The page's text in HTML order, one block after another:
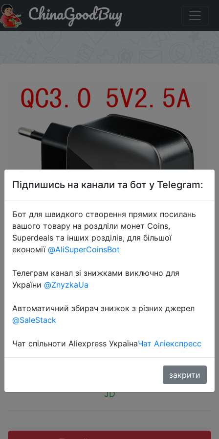
Акція на Mzxtby Quick Charge 5V3A Быстрое зарядное
универсальное устройство USB QC3.0
ChinaGoodBuy
2018-10-10
Mzxtby Quick Charge 5V3A
Быстрое зарядное универсальное
устройство USB QC3.0
$1.98
JD
Підпишись на канали та бот у Telegram:
Бот для швидкого створення прямих посилань
вашого товару на роздліли монет Coins,
Superdeals та інших розділів, для більшої
економії @AliSuperCoinsBot
Телеграм канал зі знижками виключно для
України @ZnyzkaUa
Автоматичний збирач знижок з різних джерел
@SaleStack
Чат спільноти Aliexpress УкраїнаЧат Аліекспресс
закрити